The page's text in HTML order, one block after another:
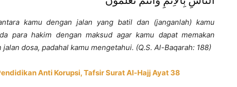
kamu dengan jalan yang batil dan (janganlah) kamu
para hakim dengan maksud agar kamu dapat memakan
dosa, padahal kamu mengetahui. (Q.S. Al-Baqarah: 188)
Anti Korupsi, Tafsir Surat Al-Hajj Ayat 38